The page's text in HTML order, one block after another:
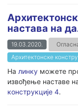
настава на
19.03.2020.
Архитектонске
На линку можете
извођење наставе
конструкције 4.